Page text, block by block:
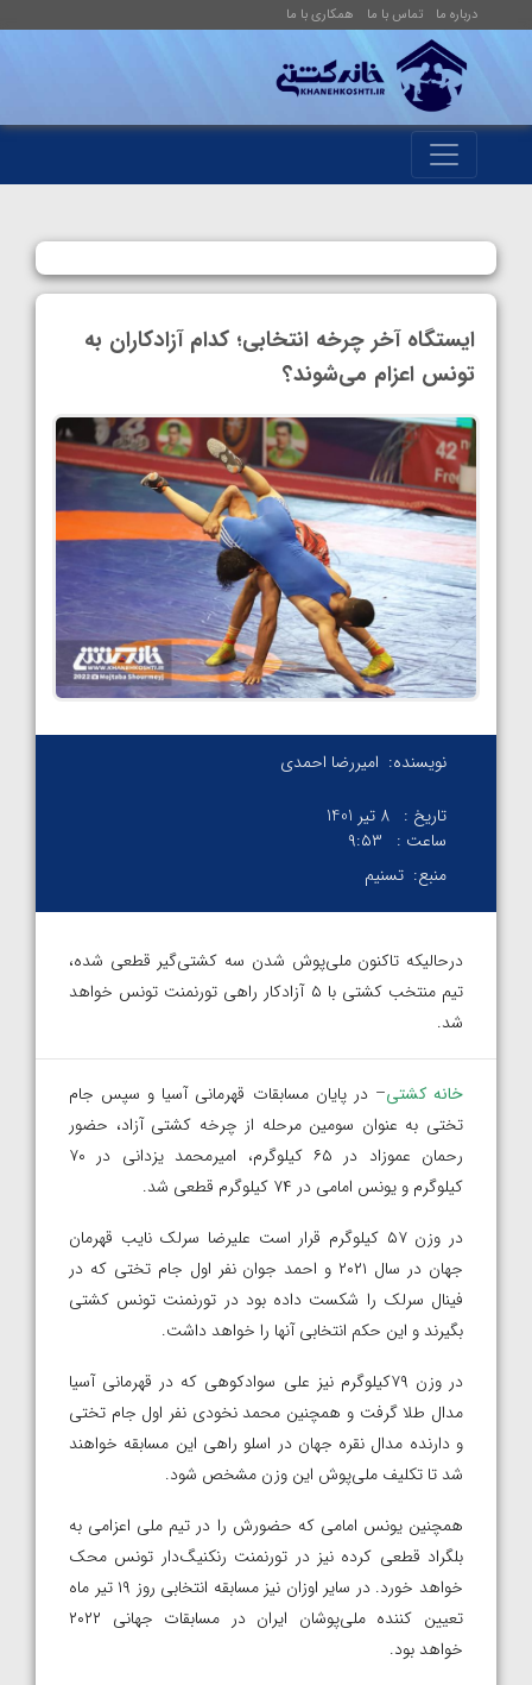
درباره ما تماس با ما همکاری با ما
ایستگاه آخر چرخه انتخابی؛ کدام آزادکاران به
تونس اعزام می‌شوند؟
نویسنده: امیررضا احمدی
تاریخ : 8 تیر 1401
ساعت :
۹:۵۳
منبع: تسنیم
درحالیکه تاکنون ملی‌پوش شدن سه کشتی‌گیر قطعی شده،
تیم منتخب کشتی با ۵ آزادکار راهی تورنمنت تونس خواهد
شد.
خانه کشتی– در پایان مسابقات قهرمانی آسیا و سپس جام
تختی به عنوان سومین مرحله از چرخه کشتی آزاد، حضور
رحمان عموزاد در ۶۵ کیلوگرم، امیرمحمد یزدانی در ۷۰
کیلوگرم و یونس امامی در ۷۴ کیلوگرم قطعی شد.
در وزن ۵۷ کیلوگرم قرار است علیرضا سرلک نایب قهرمان
جهان در سال ۲۰۲۱ و احمد جوان نفر اول جام تختی که در
فینال سرلک را شکست داده بود در تورنمنت تونس کشتی
بگیرند و این حکم انتخابی آنها را خواهد داشت.
در وزن ۷۹کیلوگرم نیز علی سوادکوهی که در قهرمانی آسیا
مدال طلا گرفت و همچنین محمد نخودی نفر اول جام تختی
و دارنده مدال نقره جهان در اسلو راهی این مسابقه خواهند
شد تا تکلیف ملی‌پوش این وزن مشخص شود.
همچنین یونس امامی که حضورش را در تیم ملی اعزامی به
بلگراد قطعی کرده نیز در تورنمنت رنکنیگ‌دار تونس محک
خواهد خورد. در سایر اوزان نیز مسابقه انتخابی روز ۱۹ تیر ماه
تعیین کننده ملی‌پوشان ایران در مسابقات جهانی ۲۰۲۲
خواهد بود.